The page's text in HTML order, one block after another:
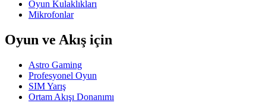
Oyun Kulaklıkları
Mikrofonlar
Oyun ve Akış için
Astro Gaming
Profesyonel Oyun
SIM Yarış
Ortam Akışı Donanımı